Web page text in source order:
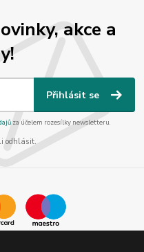
akce a
Přihlásit se
za účelem rozesílky newsletteru.
odhlásit.